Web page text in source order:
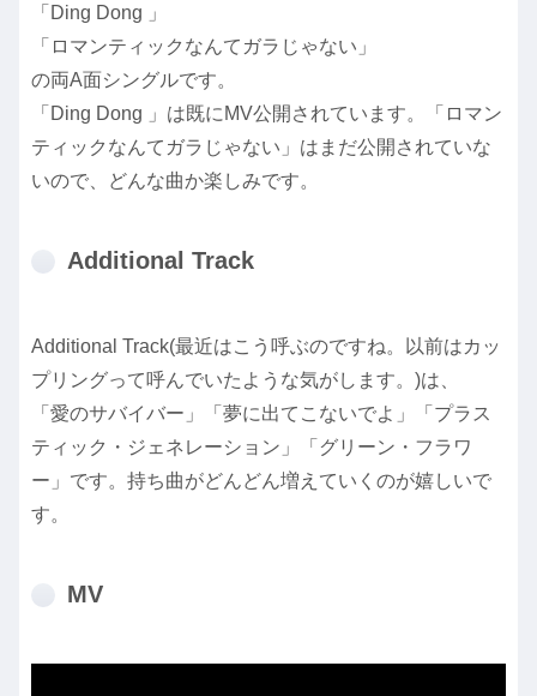
「Ding Dong 」
「ロマンティックなんてガラじゃない」
の両A面シングルです。
「Ding Dong 」は既にMV公開されています。「ロマン
ティックなんてガラじゃない」はまだ公開されていな
いので、どんな曲か楽しみです。
Additional Track
Additional Track(最近はこう呼ぶのですね。以前はカッ
プリングって呼んでいたような気がします。)は、
「愛のサバイバー」「夢に出てこないでよ」「プラス
ティック・ジェネレーション」「グリーン・フラワ
ー」です。持ち曲がどんどん増えていくのが嬉しいで
す。
MV